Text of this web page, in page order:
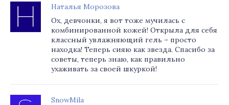
Наталья Морозова
Ох, девчонки, я вот тоже мучилась с
комбинированной кожей! Открыла для себя
классный увлажняющий гель – просто
находка! Теперь сияю как звезда. Спасибо за
советы, теперь знаю, как правильно
ухаживать за своей шкуркой!
SnowMila